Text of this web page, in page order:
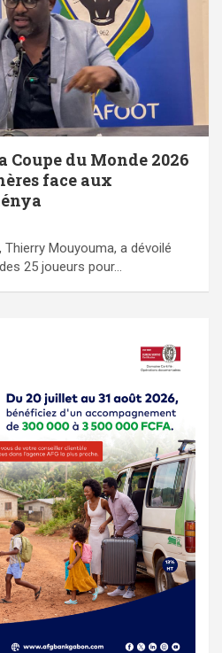
du Monde 2026
face aux
Mouyouma, a dévoilé
25 joueurs pour…